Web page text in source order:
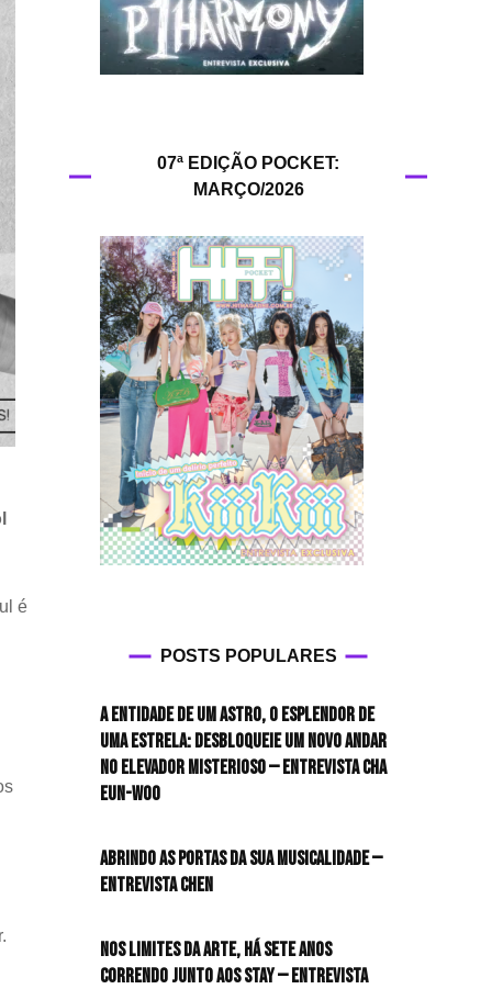
HIT!Queer
HIT!Vem aí
Panfletando
é
07ª EDIÇÃO POCKET:
MARÇO/2026
POSTS POPULARES
A entidade de um astro, o esplendor de
uma estrela: desbloqueie um novo andar
no elevador misterioso — Entrevista CHA
EUN-WOO
Abrindo as portas da sua musicalidade —
Entrevista CHEN
Nos limites da arte, há sete anos
correndo junto aos STAY — Entrevista